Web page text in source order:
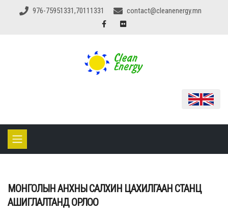
976-75951331,70111331 contact@cleanenergy.mn
МОНГОЛЫН АНХНЫ САЛХИН ЦАХИЛГААН СТАНЦ
АШИГЛАЛТАНД ОРЛОО